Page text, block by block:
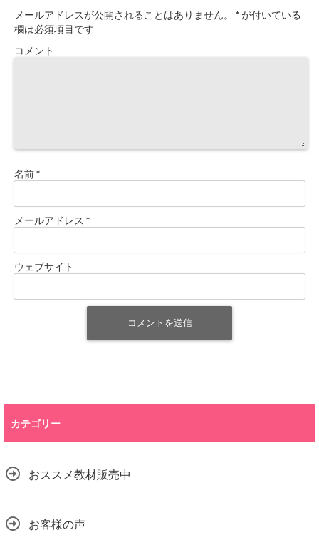
メールアドレスが公開されることはありません。 *が付いている
欄は必須項目です
コメント
名前*
メールアドレス *
ウェブサイト
カテゴリー
おススメ教材販売中
お客様の声